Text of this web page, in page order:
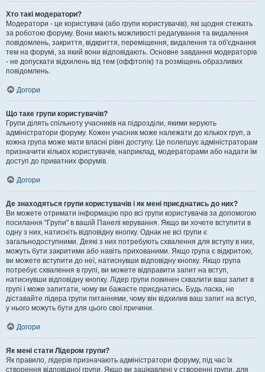
Хто такі модератори?
Модератори - це користувачі (або групи користувачів), які щодня стежать
за роботою форуму. Вони мають можливості редагування та видалення
повідомлень, закриття, відкриття, переміщення, видалення та об'єднання
тем на форумі, за який вони відповідають. Основне завдання модераторів
- не допускати відхилень від тем (оффтопік) та розміщень образливих
повідомлень.
Догори
Що таке групи користувачів?
Групи ділять спільноту учасників на підрозділи, якими керують
адміністратори форуму. Кожен учасник може належати до кількох груп, а
кожна група може мати власні рівні доступу. Це полегшує адміністраторам
призначити кількох користувачів, наприклад, модераторами або надати їм
доступ до приватних форумів.
Догори
Де знаходяться групи користувачів і як мені приєднатись до них?
Ви можете отримати інформацію про всі групи користувачів за допомогою
посилання "Групи" в вашій Панелі керування. Якщо ви хочете вступити в
одну з них, натисніть відповідну кнопку. Однак не всі групи є
загальнодоступними. Деякі з них потребують схвалення для вступу в них,
можуть бути закритими або навіть прихованими. Якщо група є відкритою,
ви можете вступити до неї, натиснувши відповідну кнопку. Якщо група
потребує схвалення в групі, ви можете відправити запит на вступ,
натиснувши відповідну кнопку. Лідер групи повинен схвалити ваш запит в
групі і може запитати, чому ви бажаєте приєднатись. Будь ласка, не
діставайте лідера групи питаннями, чому він відхилив ваш запит на вступ,
у нього можуть бути для цього свої причини.
Догори
Як мені стати Лідером групи?
Як правило, лідерів призначають адміністратори форуму, під час їх
створення відповідної групи. Якщо ви зацікавлені у створенні групи, для